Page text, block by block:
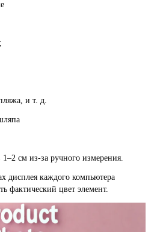
и т. д.
см из-за ручного измерения.
дисплея каждого компьютера
фактический цвет элемент.